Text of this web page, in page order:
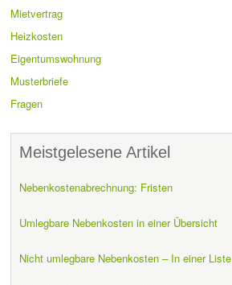
Mietvertrag
Heizkosten
Eigentumswohnung
Musterbriefe
Fragen
Meistgelesene Artikel
Nebenkostenabrechnung: Fristen
Umlegbare Nebenkosten in einer Übersicht
Nicht umlegbare Nebenkosten – In einer Liste